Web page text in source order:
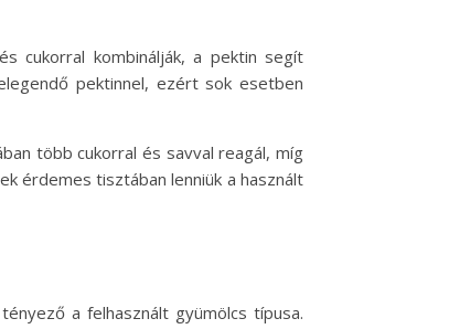
cukorral kombinálják, a pektin segít
pektinnel, ezért sok esetben
több cukorral és savval reagál, míg
érdemes tisztában lenniük a használt
a felhasznált gyümölcs típusa.